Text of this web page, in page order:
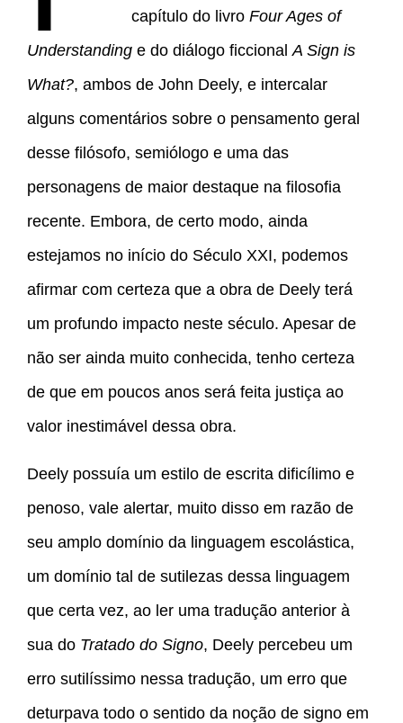
capítulo do livroFour Ages of
Understanding e do diálogo ficcionalA Sign is
What?, ambos de John Deely, e intercalar
alguns comentários sobre o pensamento geral
desse filósofo, semiólogo e uma das
personagens de maior destaque na filosofia
recente. Embora, de certo modo, ainda
estejamos no início do Século XXI, podemos
afirmar com certeza que a obra de Deely terá
um profundo impacto neste século. Apesar de
não ser ainda muito conhecida, tenho certeza
de que em poucos anos será feita justiça ao
valor inestimável dessa obra.
Deely possuía um estilo de escrita dificílimo e
penoso, vale alertar, muito disso em razão de
seu amplo domínio da linguagem escolástica,
um domínio tal de sutilezas dessa linguagem
que certa vez, ao ler uma tradução anterior à
sua do Tratado do Signo, Deely percebeu um
erro sutilíssimo nessa tradução, um erro que
deturpava todo o sentido da noção de signo em